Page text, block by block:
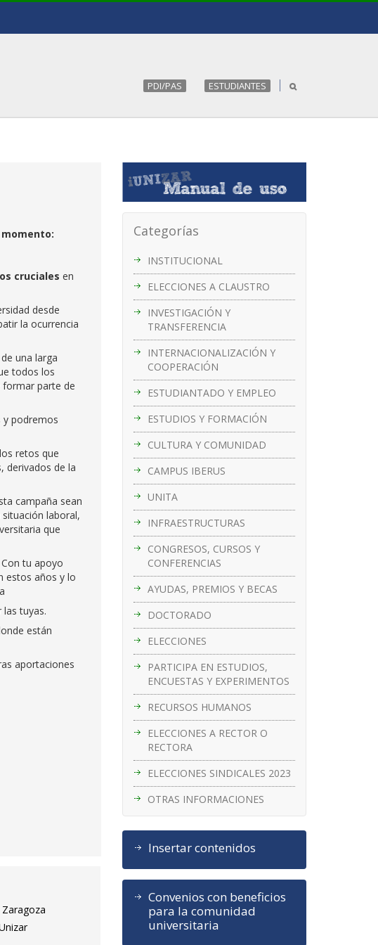
PDI/PAS ESTUDIANTES
Categorías
INSTITUCIONAL
ELECCIONES A CLAUSTRO
INVESTIGACIÓN Y
TRANSFERENCIA
INTERNACIONALIZACIÓN Y
COOPERACIÓN
ESTUDIANTADO Y EMPLEO
ESTUDIOS Y FORMACIÓN
CULTURA Y COMUNIDAD
CAMPUS IBERUS
UNITA
INFRAESTRUCTURAS
CONGRESOS, CURSOS Y
CONFERENCIAS
AYUDAS, PREMIOS Y BECAS
DOCTORADO
ELECCIONES
PARTICIPA EN ESTUDIOS,
ENCUESTAS Y EXPERIMENTOS
RECURSOS HUMANOS
ELECCIONES A RECTOR O
RECTORA
ELECCIONES SINDICALES 2023
OTRAS INFORMACIONES
Insertar contenidos
Convenios con beneficios
para la comunidad
universitaria
momento:
cruciales en
desde
la ocurrencia
una larga
todos los
formar parte de
y podremos
retos que
derivados de la
campaña sean
laboral,
que
Con tu apoyo
estos años y lo
tuyas.
están
aportaciones